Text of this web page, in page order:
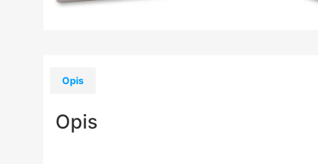
Opis
Opis